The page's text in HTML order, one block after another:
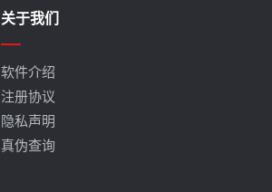
关于我们
软件介绍
注册协议
隐私声明
真伪查询